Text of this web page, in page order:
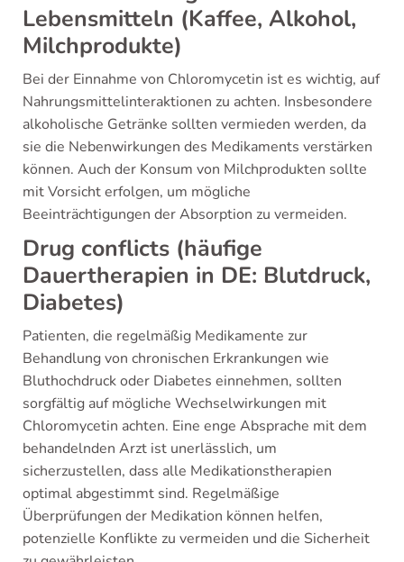
Lebensmitteln (Kaffee, Alkohol,
Milchprodukte)
Bei der Einnahme von Chloromycetin ist es wichtig, auf
Nahrungsmittelinteraktionen zu achten. Insbesondere
alkoholische Getränke sollten vermieden werden, da
sie die Nebenwirkungen des Medikaments verstärken
können. Auch der Konsum von Milchprodukten sollte
mit Vorsicht erfolgen, um mögliche
Beeinträchtigungen der Absorption zu vermeiden.
Drug conflicts (häufige
Dauertherapien in DE: Blutdruck,
Diabetes)
Patienten, die regelmäßig Medikamente zur
Behandlung von chronischen Erkrankungen wie
Bluthochdruck oder Diabetes einnehmen, sollten
sorgfältig auf mögliche Wechselwirkungen mit
Chloromycetin achten. Eine enge Absprache mit dem
behandelnden Arzt ist unerlässlich, um
sicherzustellen, dass alle Medikationstherapien
optimal abgestimmt sind. Regelmäßige
Überprüfungen der Medikation können helfen,
potenzielle Konflikte zu vermeiden und die Sicherheit